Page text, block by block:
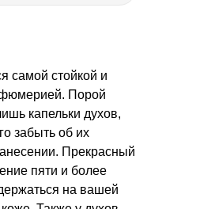
самой стойкой и
Порой
капельки духов,
забыть об их
Прекрасный
пяти и более
на вашей